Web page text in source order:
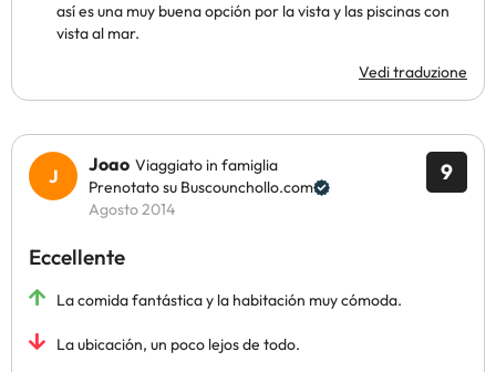
así es una muy buena opción por la vista y las piscinas con
vista al mar.
Vedi traduzione
9
Joao Viaggiato in famiglia
Prenotato su Buscounchollo.com
Agosto 2014
Eccellente
La comida fantástica y la habitación muy cómoda.
La ubicación, un poco lejos de todo.